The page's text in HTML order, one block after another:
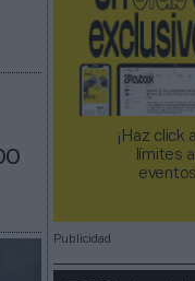
¡Haz click
límites
Publicidad